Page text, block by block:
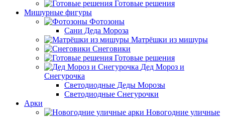
Готовые решения
Мишурные фигуры
Фотозоны
Сани Деда Мороза
Матрёшки из мишуры
Снеговики
Готовые решения
Дед Мороз и
Снегурочка
Светодиодные Деды Морозы
Светодиодные Снегурочки
Арки
Новогодние уличные